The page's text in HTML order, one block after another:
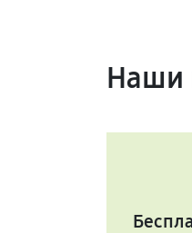
Наши